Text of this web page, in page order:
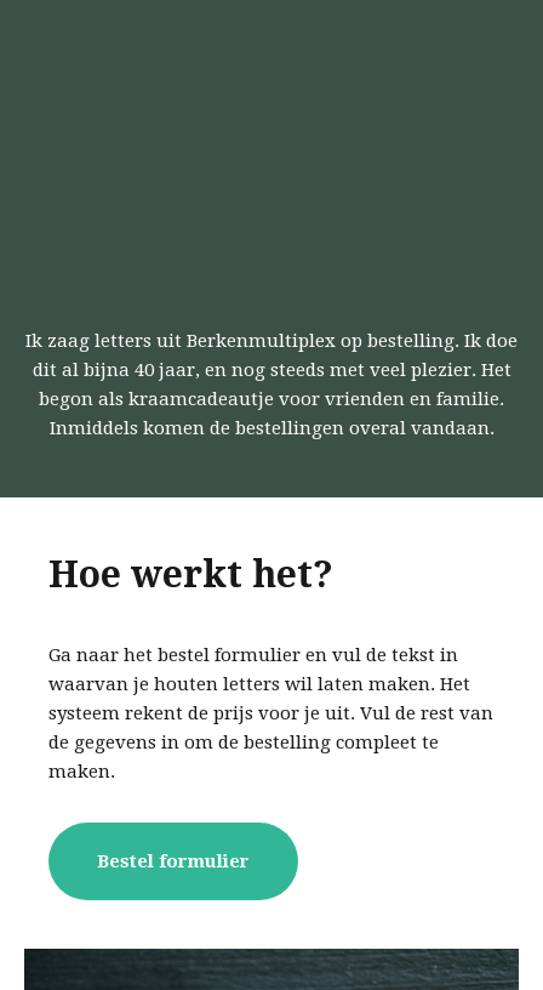
Ik zaag letters uit Berkenmultiplex op bestelling. Ik doe
dit al bijna 40 jaar, en nog steeds met veel plezier. Het
begon als kraamcadeautje voor vrienden en familie.
Inmiddels komen de bestellingen overal vandaan.
Hoe werkt het?
Ga naar het bestel formulier en vul de tekst in
waarvan je houten letters wil laten maken. Het
systeem rekent de prijs voor je uit. Vul de rest van
de gegevens in om de bestelling compleet te
maken.
Bestel formulier